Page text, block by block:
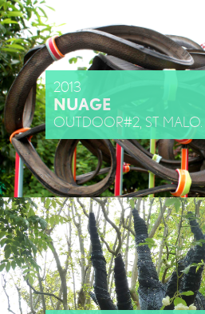
2013
NUAGE
OUTDOOR#2, ST MALO.